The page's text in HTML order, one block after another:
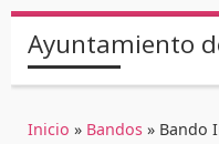
Saltar al contenido
Ayuntamiento
Inicio » Bandos » Bando